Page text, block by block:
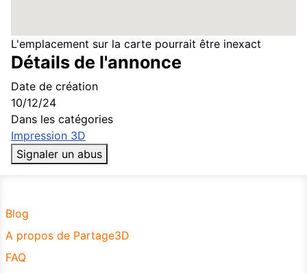
L'emplacement sur la carte pourrait être inexact
Détails de l'annonce
Date de création
10/12/24
Dans les catégories
Impression 3D
Signaler un abus
Blog
A propos de Partage3D
FAQ